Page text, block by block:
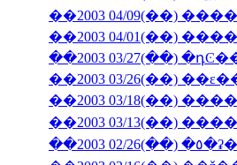
��2003 04/09(��)
��2003 04/01(��)
��2003 03/26(��)
��2003 03/18(��)
��2003 03/13(��)